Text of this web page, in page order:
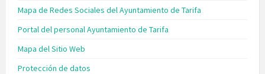
Mapa de Redes Sociales del Ayuntamiento de Tarifa
Portal del personal Ayuntamiento de Tarifa
Mapa del Sitio Web
Protección de datos